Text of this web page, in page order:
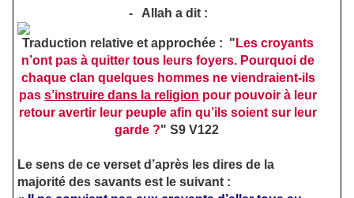
- Allah a dit :
Traduction relative et approchée : " Les croyants
n’ont pas à quitter tous leurs foyers. Pourquoi de
chaque clan quelques hommes ne viendraient-ils
pass’instruire dans la religion pour pouvoir à leur
retour avertir leur peuple afin qu’ils soient sur leur
garde ?" S9 V122
Le sens de ce verset d’après les dires de la
majorité des savants est le suivant :